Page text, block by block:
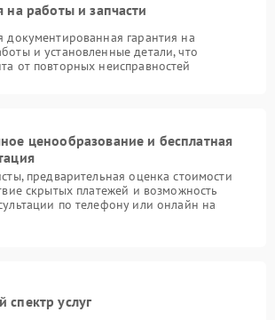
на работы и запчасти
документированная гарантия на
и установленные детали, что
от повторных неисправностей
ценообразование и бесплатная
предварительная оценка стоимости
скрытых платежей и возможность
по телефону или онлайн на
спектр услуг